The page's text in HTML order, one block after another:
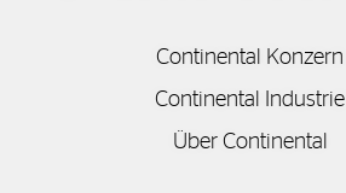
Continental Konzern
Continental Industrie
Über Continental